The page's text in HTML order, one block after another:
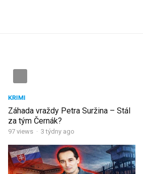
KRIMI
Záhada vraždy Petra Suržina – Stál
za tým Černák?
97views · 3 týdny ago